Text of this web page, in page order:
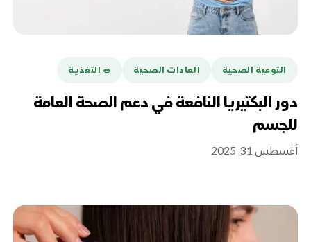
التوعية الصحية العادات الصحية 🥗 التغذية
دور البكتيريا النافعة في دعم الصحة العامة
للجسم
أغسطس 31, 2025